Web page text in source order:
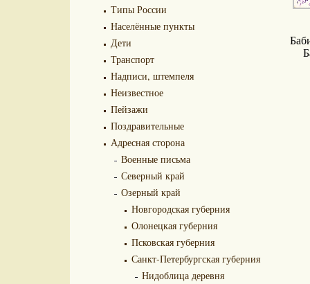
Типы России
Населённые пункты
Дети
Транспорт
Надписи, штемпеля
Неизвестное
Пейзажи
Поздравительные
Адресная сторона
Военные письма
Северный край
Озерный край
Новгородская губерния
Олонецкая губерния
Псковская губерния
Санкт-Петербургская губерния
Нидоблица деревня